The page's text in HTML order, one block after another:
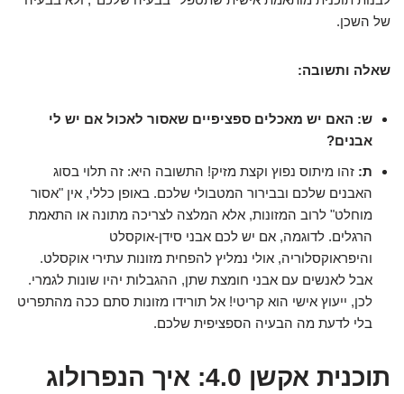
של השכן.
שאלה ותשובה:
ש: האם יש מאכלים ספציפיים שאסור לאכול אם יש לי
אבנים?
ת: זהו מיתוס נפוץ וקצת מזיק! התשובה היא: זה תלוי בסוג
האבנים שלכם ובבירור המטבולי שלכם. באופן כללי, אין "אסור
מוחלט" לרוב המזונות, אלא המלצה לצריכה מתונה או התאמת
הרגלים. לדוגמה, אם יש לכם אבני סידן-אוקסלט
והיפראוקסלוריה, אולי נמליץ להפחית מזונות עתירי אוקסלט.
אבל לאנשים עם אבני חומצת שתן, ההגבלות יהיו שונות לגמרי.
לכן, ייעוץ אישי הוא קריטי! אל תורידו מזונות סתם ככה מהתפריט
בלי לדעת מה הבעיה הספציפית שלכם.
תוכנית אקשן 4.0: איך הנפרולוג